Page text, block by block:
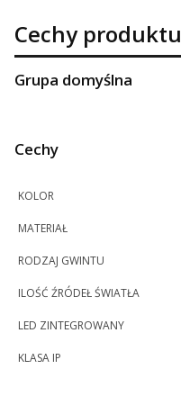
Cechy produktu
Grupa domyślna
Cechy
KOLOR
MATERIAŁ
RODZAJ GWINTU
ILOŚĆ ŹRÓDEŁ ŚWIATŁA
LED ZINTEGROWANY
KLASA IP